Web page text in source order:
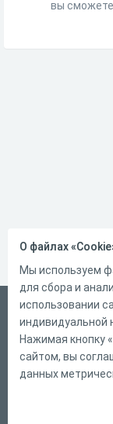
вы сможете
Русский
Справка
Форма
О файлах
Мы используем
для сбора и
использовании
индивидуальной
Нажимая кнопку
сайтом, вы
данных